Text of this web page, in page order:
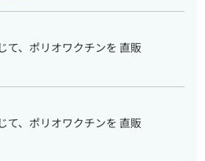
て、ポリオワクチンを 直販
て、ポリオワクチンを 直販